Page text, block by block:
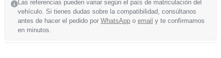
Las referencias pueden variar según el país de matriculación del
vehículo. Si tienes dudas sobre la compatibilidad, consúltanos
antes de hacer el pedido por WhatsApp o email y te confirmamos
en minutos.